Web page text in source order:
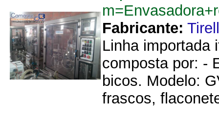
Fabricante:
Linha importada
composta por: -
bicos. Modelo:
frascos,